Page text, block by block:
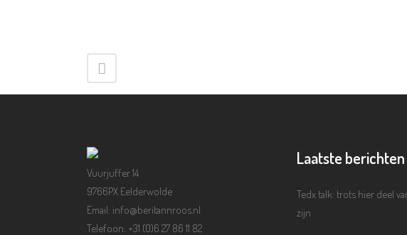
Vuurjuffer 14
9766PX Eelderwolde
Email: info@beritannroos.nl
Telefoon: +31 (0)6 27 86 11 82
Laatste berichten
Tedx talk: trots hier deel
zijn